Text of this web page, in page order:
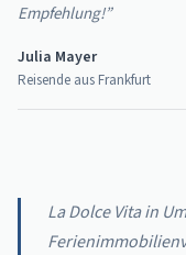
Empfehlung!”
Julia Mayer
Reisende aus Frankfurt
La Dolce Vita in